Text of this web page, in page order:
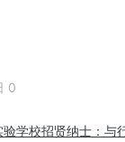
0
验学校招贤纳士：与